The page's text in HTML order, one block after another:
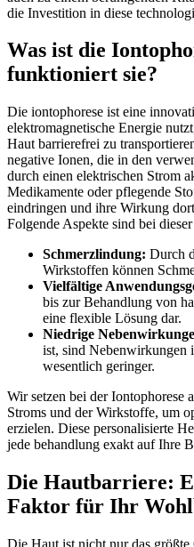
die Investition in diese
Was ist die
funktioniert sie?
Die iontophorese ist eine
elektromagnetische Energie
Haut barrierefrei zu
negative Ionen, die in den
durch einen elektrischen Strom
Medikamente‍ oder pflegende
eindringen und ihre Wirkung
Folgende Aspekte sind bei
Schmerzlindung: Durch
Wirkstoffen können
Vielfältige
bis zur Behandlung von
eine flexible Lösung dar.
Niedrige
ist, sind ⁣Nebenwirkungen
wesentlich geringer.
Wir setzen bei der Iontophorese
Stroms und der Wirkstoffe, um
erzielen. Diese personalisierte
jede behandlung exakt auf Ihre
Die Hautbarriere:
Faktor für‌ Ihr